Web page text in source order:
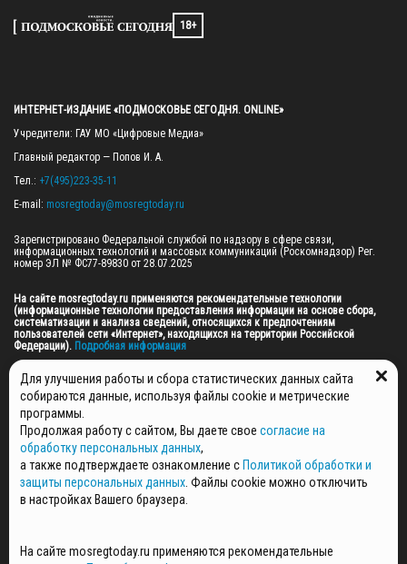
18+
ИНТЕРНЕТ-ИЗДАНИЕ «ПОДМОСКОВЬЕ СЕГОДНЯ. ONLINE»
Учредители: ГАУ МО «Цифровые Медиа»
Главный редактор — Попов И. А.
Тел.: +7(495)223-35-11
E-mail: mosregtoday@mosregtoday.ru
Зарегистрировано Федеральной службой по надзору в сфере связи,
информационных технологий и массовых коммуникаций (Роскомнадзор) Рег.
номер ЭЛ № ФС77-89830 от 28.07.2025
На сайте mosregtoday.ru применяются рекомендательные технологии
(информационные технологии предоставления информации на основе сбора,
систематизации и анализа сведений, относящихся к предпочтениям
пользователей сети «Интернет», находящихся на территории Российской
Федерации). Подробная информация
© 2026 ПРАВА НА ВСЕ МАТЕРИАЛЫ САЙТА ПРИНАДЛЕЖАТ ГАУ МО "ЦИФРОВЫЕ
МЕДИА" (ОГРН: 1255000059467).
ПОЛИТИКА ОБРАБОТКИ И ЗАЩИТЫ ПЕРСОНАЛЬНЫХ ДАННЫХ
НОВОСТИ
ГАЗЕТЫ
РЕКЛАМОДАТЕЛЯМ
СПЕЦПРОЕКТЫ
Для улучшения работы и сбора статистических данных сайта
собираются данные, используя файлы cookie и метрические
программы.
Продолжая работу с сайтом, Вы даете свое согласие на
обработку персональных данных,
а также подтверждаете ознакомление с Политикой обработки и
защиты персональных данных . Файлы cookie можно отключить
в настройках Вашего браузера.
На сайте mosregtoday.ru применяются рекомендательные